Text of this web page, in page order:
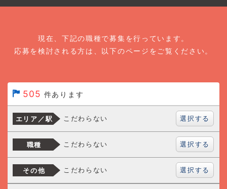
現在、下記の職種で募集を行っています。
応募を検討される方は、以下のページをご覧ください。
505 件あります
エリア／駅 こだわらない 選択する
職種 こだわらない 選択する
その他 こだわらない 選択する